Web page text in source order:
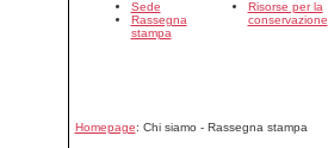
Sede
Rassegna
stampa
Risorse per la
conservazione
Homepage: Chi siamo - Rassegna stampa